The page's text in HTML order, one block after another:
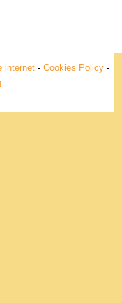
internet - Cookies Policy -